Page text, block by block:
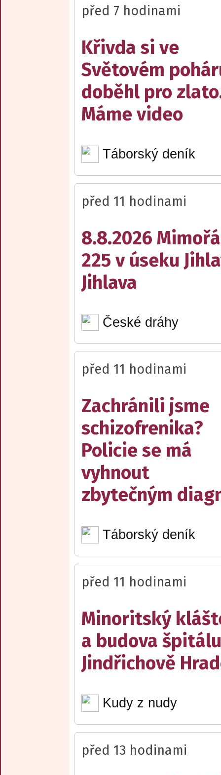
před 7 hodinami
Křivda si ve
Světovém
doběhl pro
Máme video
Táborský deník
před 11 hodinami
8.8.2026
225 v úseku
Jihlava
České dráhy
před 11 hodinami
Zachránili jsme
schizofrenika?
Policie se má
vyhnout
zbytečným
Táborský deník
před 11 hodinami
Minoritský
a budova
Jindřichově
Kudy z nudy
před 13 hodinami